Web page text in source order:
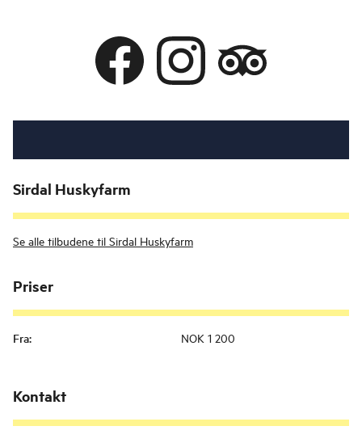
Sirdal Huskyfarm
Se alle tilbudene til Sirdal Huskyfarm
Priser
Fra: NOK 1 200
Kontakt